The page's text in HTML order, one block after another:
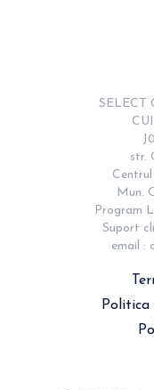
SELECT
str.
Mun.
Program
Suport
email :